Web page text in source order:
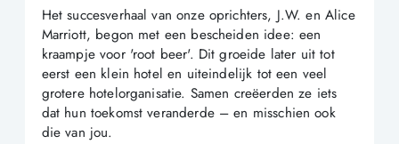
Het succesverhaal van onze oprichters, J.W. en Alice
Marriott, begon met een bescheiden idee: een
kraampje voor 'root beer'. Dit groeide later uit tot
eerst een klein hotel en uiteindelijk tot een veel
grotere hotelorganisatie. Samen creëerden ze iets
dat hun toekomst veranderde – en misschien ook
die van jou.